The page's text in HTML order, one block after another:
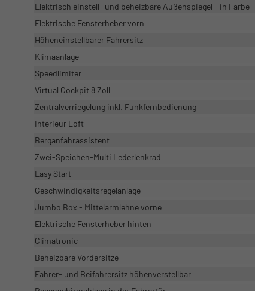
Elektrisch einstell- und beheizbare Außenspiegel - in Farbe
Elektrische Fensterheber vorn
Höheneinstellbarer Fahrersitz
Klimaanlage
Speedlimiter
Virtual Cockpit 8 Zoll
Zentralverriegelung inkl. Funkfernbedienung
Interieur Loft
Berganfahrassistent
Zwei-Speichen-Multi Lederlenkrad
Easy Start
Geschwindigkeitsregelanlage
Jumbo Box - Mittelarmlehne vorne
Elektrische Fensterheber hinten
Climatronic
Beheizbare Vordersitze
Fahrer- und Beifahrersitz höhenverstellbar